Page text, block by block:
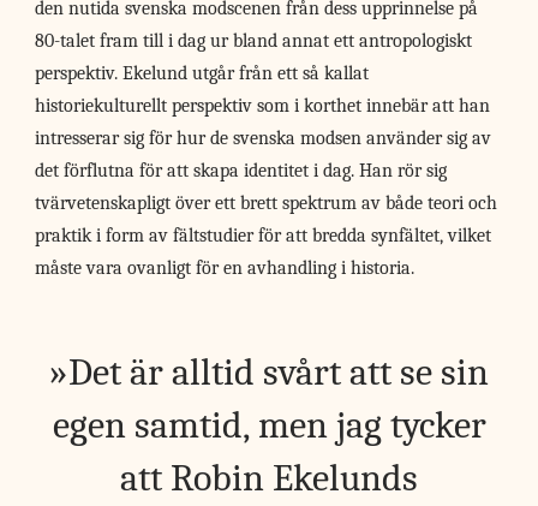
den nutida svenska modscenen från dess upprinnelse på
80-talet fram till i dag ur bland annat ett antropologiskt
perspektiv. Ekelund utgår från ett så kallat
historiekulturellt perspektiv som i korthet innebär att han
intresserar sig för hur de svenska modsen använder sig av
det förflutna för att skapa identitet i dag. Han rör sig
tvärvetenskapligt över ett brett spektrum av både teori och
praktik i form av fältstudier för att bredda synfältet, vilket
måste vara ovanligt för en avhandling i historia.
Det är alltid svårt att se sin
egen samtid, men jag tycker
att Robin Ekelunds